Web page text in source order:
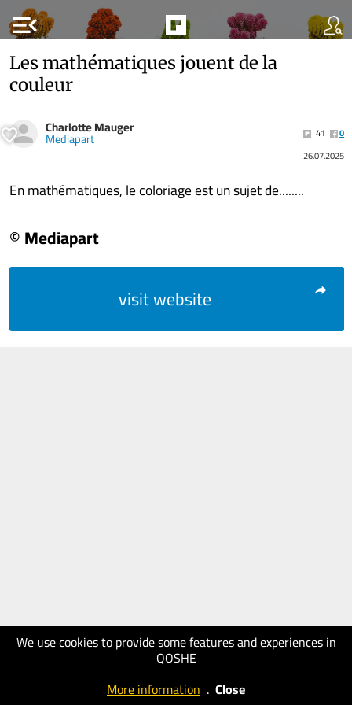
menu_open
We use cookies to provide some features and experiences in
QOSHE
More information . Close
Les mathématiques jouent de la
couleur
Charlotte Mauger
Mediapart 41
0
26.07.2025
En mathématiques, le coloriage est un sujet de........
© Mediapart
visit website